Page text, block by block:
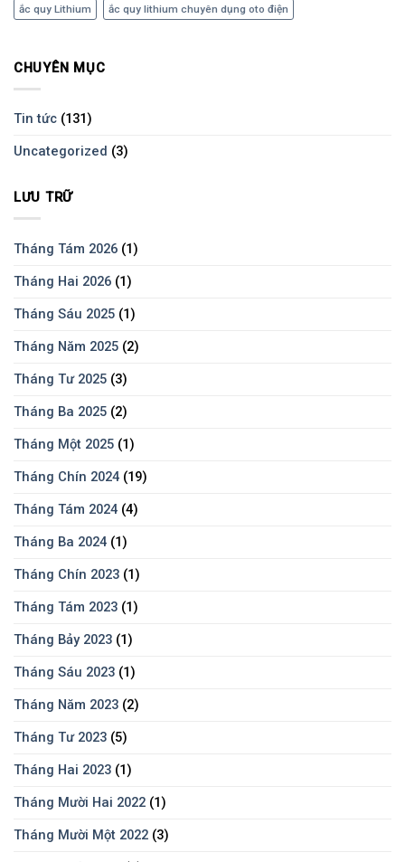
ắc quy Lithium ắc quy lithium chuyên dụng oto điện
CHUYÊN MỤC
Tin tức (131)
Uncategorized (3)
LƯU TRỮ
Tháng Tám 2026 (1)
Tháng Hai 2026 (1)
Tháng Sáu 2025 (1)
Tháng Năm 2025 (2)
Tháng Tư 2025 (3)
Tháng Ba 2025 (2)
Tháng Một 2025 (1)
Tháng Chín 2024 (19)
Tháng Tám 2024 (4)
Tháng Ba 2024 (1)
Tháng Chín 2023 (1)
Tháng Tám 2023 (1)
Tháng Bảy 2023 (1)
Tháng Sáu 2023 (1)
Tháng Năm 2023 (2)
Tháng Tư 2023 (5)
Tháng Hai 2023 (1)
Tháng Mười Hai 2022 (1)
Tháng Mười Một 2022 (3)